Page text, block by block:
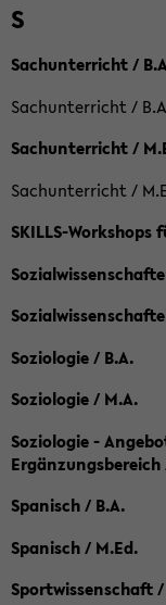
S
Sachunterricht /
Sachunterricht /
Sachunterricht /
Sachunterricht /
SKILLS-Workshops
Soziologie / B.A.
Soziologie / M.A.
Soziologie -
Spanisch / B.A.
Spanisch / M.Ed.
Sportwissenschaft /